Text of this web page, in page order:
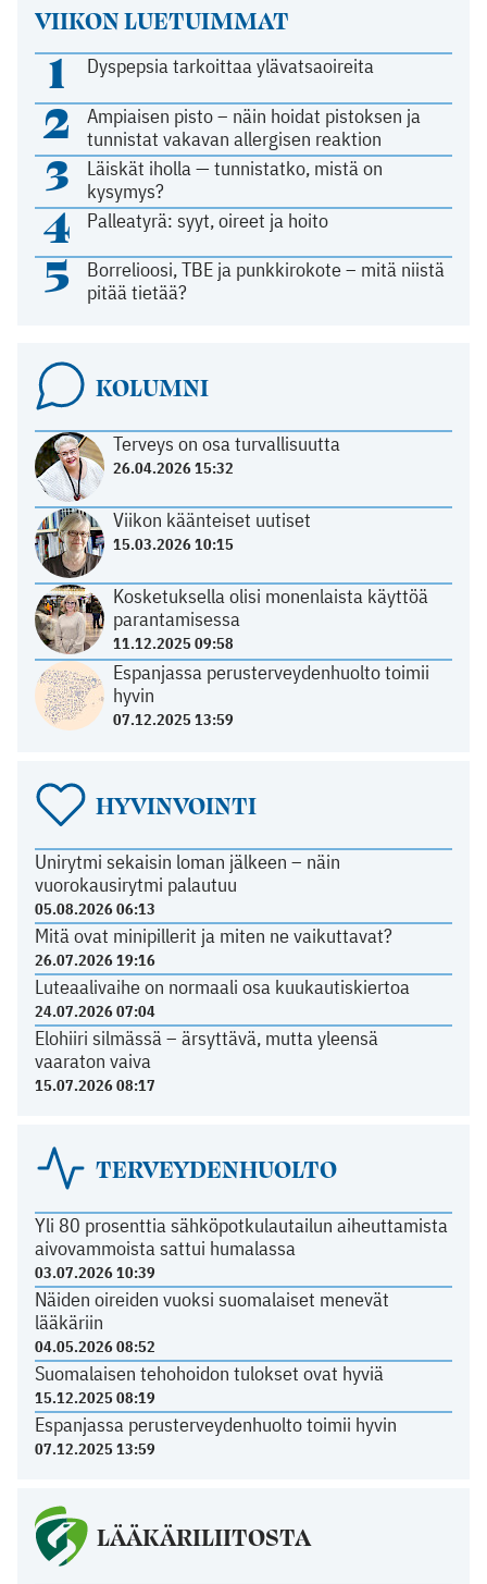
VIIKON LUETUIMMAT
1 Dyspepsia tarkoittaa ylävatsaoireita
2
Ampiaisen pisto – näin hoidat pistoksen ja
tunnistat vakavan allergisen reaktion
3
Läiskät iholla — tunnistatko, mistä on
kysymys?
4 Palleatyrä: syyt, oireet ja hoito
5
Borrelioosi, TBE ja punkkirokote – mitä niistä
pitää tietää?
KOLUMNI
Terveys on osa turvallisuutta
26.04.2026 15:32
Viikon käänteiset uutiset
15.03.2026 10:15
Kosketuksella olisi monenlaista käyttöä
parantamisessa
11.12.2025 09:58
Espanjassa perusterveydenhuolto toimii
hyvin
07.12.2025 13:59
HYVINVOINTI
Unirytmi sekaisin loman jälkeen – näin
vuorokausirytmi palautuu
05.08.2026 06:13
Mitä ovat minipillerit ja miten ne vaikuttavat?
26.07.2026 19:16
Luteaalivaihe on normaali osa kuukautiskiertoa
24.07.2026 07:04
Elohiiri silmässä – ärsyttävä, mutta yleensä
vaaraton vaiva
15.07.2026 08:17
TERVEYDENHUOLTO
Yli 80 prosenttia sähköpotkulautailun aiheuttamista
aivovammoista sattui humalassa
03.07.2026 10:39
Näiden oireiden vuoksi suomalaiset menevät
lääkäriin
04.05.2026 08:52
Suomalaisen tehohoidon tulokset ovat hyviä
15.12.2025 08:19
Espanjassa perusterveydenhuolto toimii hyvin
07.12.2025 13:59
LÄÄKÄRILIITOSTA